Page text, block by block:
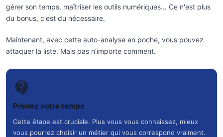
gérer son temps, maîtriser les outils numériques… Ce n'est plus
du bonus, c'est du nécessaire.
Maintenant, avec cette auto-analyse en poche, vous pouvez
attaquer la liste. Mais pas n'importe comment.
Prenez votre temps
Cette étape est cruciale. Plus vous vous connaissez, mieux
vous pourrez choisir un métier qui vous correspond vraiment.